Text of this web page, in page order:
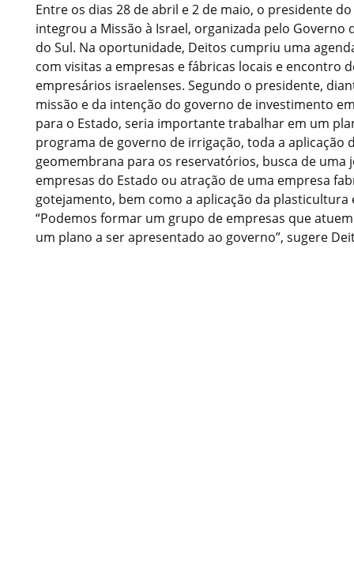
Entre os dias 28 de abril e 2 de maio, o presidente
integrou a Missão à Israel, organizada pelo Governo
do Sul. Na oportunidade, Deitos cumpriu uma
com visitas a empresas e fábricas locais e encontro
empresários israelenses. Segundo o presidente,
missão e da intenção do governo de investimento
para o Estado, seria importante trabalhar em um
programa de governo de irrigação, toda a aplicação
geomembrana para os reservatórios, busca de uma
empresas do Estado ou atração de uma empresa
gotejamento, bem como a aplicação da plasticultura
“Podemos formar um grupo de empresas que
um plano a ser apresentado ao governo”, sugere